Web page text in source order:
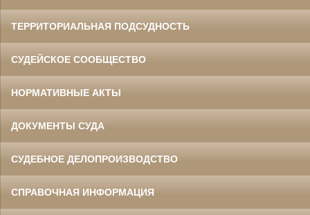
ТЕРРИТОРИАЛЬНАЯ ПОДСУДНОСТЬ
СУДЕЙСКОЕ СООБЩЕСТВО
НОРМАТИВНЫЕ АКТЫ
ДОКУМЕНТЫ СУДА
СУДЕБНОЕ ДЕЛОПРОИЗВОДСТВО
СПРАВОЧНАЯ ИНФОРМАЦИЯ